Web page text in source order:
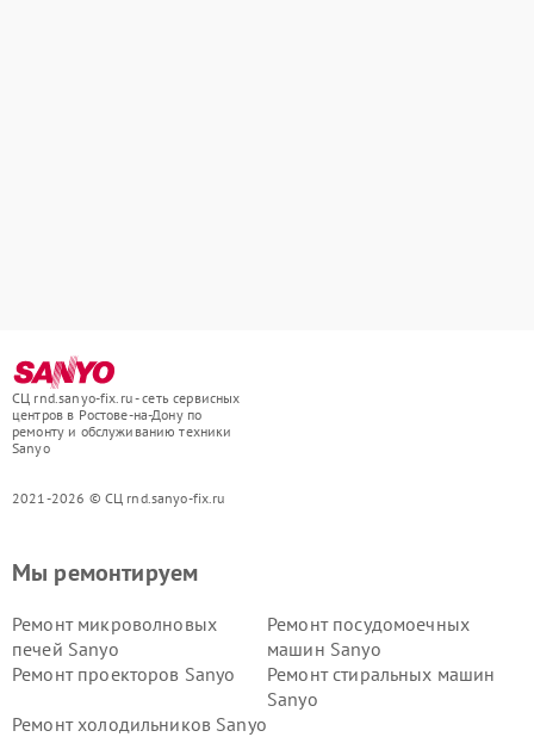
СЦ rnd.sanyo-fix.ru - сеть сервисных
центров в Ростове-на-Дону по
ремонту и обслуживанию техники
Sanyo
2021-2026 © СЦ rnd.sanyo-fix.ru
Мы ремонтируем
Ремонт микроволновых
печей Sanyo
Ремонт посудомоечных
машин Sanyo
Ремонт проекторов Sanyo
Ремонт стиральных машин
Sanyo
Ремонт холодильников Sanyo